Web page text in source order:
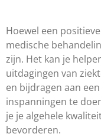
Hoewel een
medische
zijn. Het kan je
uitdagingen van
en bijdragen aan
inspanningen te
je je algehele
bevorderen.